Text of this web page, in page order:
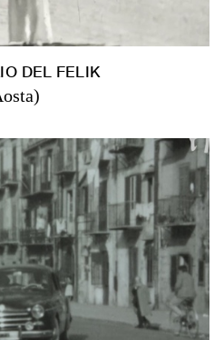
DEL FELIK